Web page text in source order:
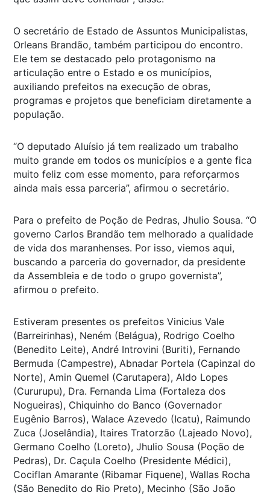
O secretário de Estado de Assuntos Municipalistas,
Orleans Brandão, também participou do encontro.
Ele tem se destacado pelo protagonismo na
articulação entre o Estado e os municípios,
auxiliando prefeitos na execução de obras,
programas e projetos que beneficiam diretamente a
população.
“O deputado Aluísio já tem realizado um trabalho
muito grande em todos os municípios e a gente fica
muito feliz com esse momento, para reforçarmos
ainda mais essa parceria”, afirmou o secretário.
Para o prefeito de Poção de Pedras, Jhulio Sousa. “O
governo Carlos Brandão tem melhorado a qualidade
de vida dos maranhenses. Por isso, viemos aqui,
buscando a parceria do governador, da presidente
da Assembleia e de todo o grupo governista”,
afirmou o prefeito.
Estiveram presentes os prefeitos Vinicius Vale
(Barreirinhas), Neném (Belágua), Rodrigo Coelho
(Benedito Leite), André Introvini (Buriti), Fernando
Bermuda (Campestre), Abnadar Portela (Capinzal do
Norte), Amin Quemel (Carutapera), Aldo Lopes
(Cururupu), Dra. Fernanda Lima (Fortaleza dos
Nogueiras), Chiquinho do Banco (Governador
Eugênio Barros), Walace Azevedo (Icatu), Raimundo
Zuca (Joselândia), Itaires Tratorzão (Lajeado Novo),
Germano Coelho (Loreto), Jhulio Sousa (Poção de
Pedras), Dr. Caçula Coelho (Presidente Médici),
Cociflan Amarante (Ribamar Fiquene), Wallas Rocha
(São Benedito do Rio Preto), Mecinho (São João